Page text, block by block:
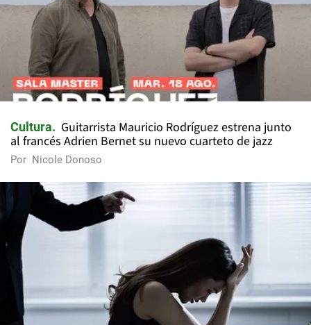
Cultura
Guitarrista Mauricio Rodríguez estrena junto
al francés Adrien Bernet su nuevo cuarteto de jazz
Por Nicole Donoso